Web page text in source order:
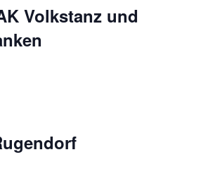
Volkstanz und